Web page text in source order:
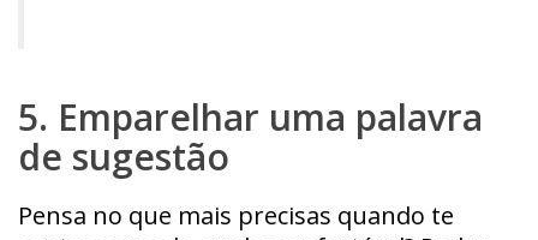
5. Emparelhar uma palavra
de sugestão
Pensa no que mais precisas quando te